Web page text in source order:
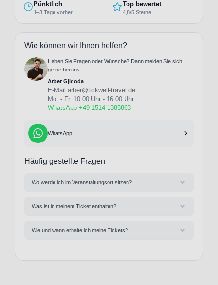
Pünktlich
1–3 Tage vorher
Top bewertet
4,8/5 Sterne
Wie können wir Ihnen helfen?
Haben Sie Fragen oder Wünsche? Dann melden Sie sich
gerne bei uns.
Arber Gjidoda
E-Mail arber@tickwell-travel.de
Mo. - Fr. 10:00 Uhr - 16:00 Uhr
WhatsApp +49 1514 1385863
WhatsApp
Häufig gestellte Fragen
Wo werde ich im Veranstaltungsort sitzen?
Was ist in meinem Ticket enthalten?
Wie und wann erhalte ich meine Tickets?